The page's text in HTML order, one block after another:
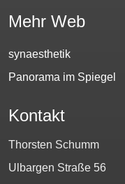
Mehr Web
synaesthetik
Panorama im Spiegel
Kontakt
Thorsten Schumm
Ulbargen Straße 56